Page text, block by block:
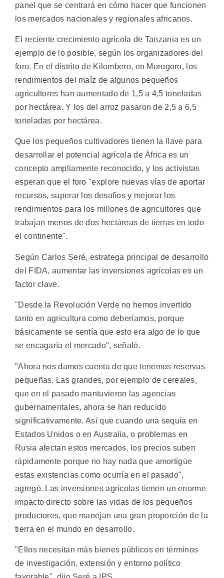
panel que se centrará en cómo hacer que funcionen
los mercados nacionales y regionales africanos.
El reciente crecimiento agrícola de Tanzania es un
ejemplo de lo posible, según los organizadores del
foro. En el distrito de Kilombero, en Morogoro, los
rendimientos del maíz de algunos pequeños
agricultores han aumentado de 1,5 a 4,5 toneladas
por hectárea. Y los del arroz pasaron de 2,5 a 6,5
toneladas por hectárea.
Que los pequeños cultivadores tienen la llave para
desarrollar el potencial agrícola de África es un
concepto ampliamente reconocido, y los activistas
esperan que el foro "explore nuevas vías de aportar
recursos, superar los desafíos y mejorar los
rendimientos para los millones de agricultores que
trabajan menos de dos hectáreas de tierras en todo
el continente".
Según Carlos Seré, estratega principal de desarrollo
del FIDA, aumentar las inversiones agrícolas es un
factor clave.
"Desde la Revolución Verde no hemos invertido
tanto en agricultura como deberíamos, porque
básicamente se sentía que esto era algo de lo que
se encagaría el mercado", señaló.
"Ahora nos damos cuenta de que tenemos reservas
pequeñas. Las grandes, por ejemplo de cereales,
que en el pasado mantuvieron las agencias
gubernamentales, ahora se han reducido
significativamente. Así que cuando una sequía en
Estados Unidos o en Australia, o problemas en
Rusia afectan estos mercados, los precios suben
rápidamente porque no hay nada que amortigüe
estas existencias como ocurría en el pasado",
agregó. Las inversiones agrícolas tienen un enorme
impacto directo sobre las vidas de los pequeños
productores, que manejan una gran proporción de la
tierra en el mundo en desarrollo.
"Ellos necesitan más bienes públicos en términos
de investigación, extensión y entorno político